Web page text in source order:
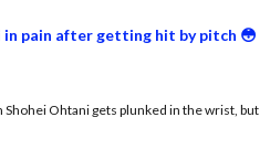
in pain after getting hit by pitch 😳
Shohei Ohtani gets plunked in the wrist, but